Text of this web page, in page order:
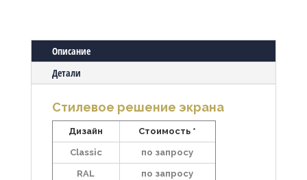
Описание
Детали
Стилевое решение экрана
Дизайн Стоимость *
Classic по запросу
RAL по запросу